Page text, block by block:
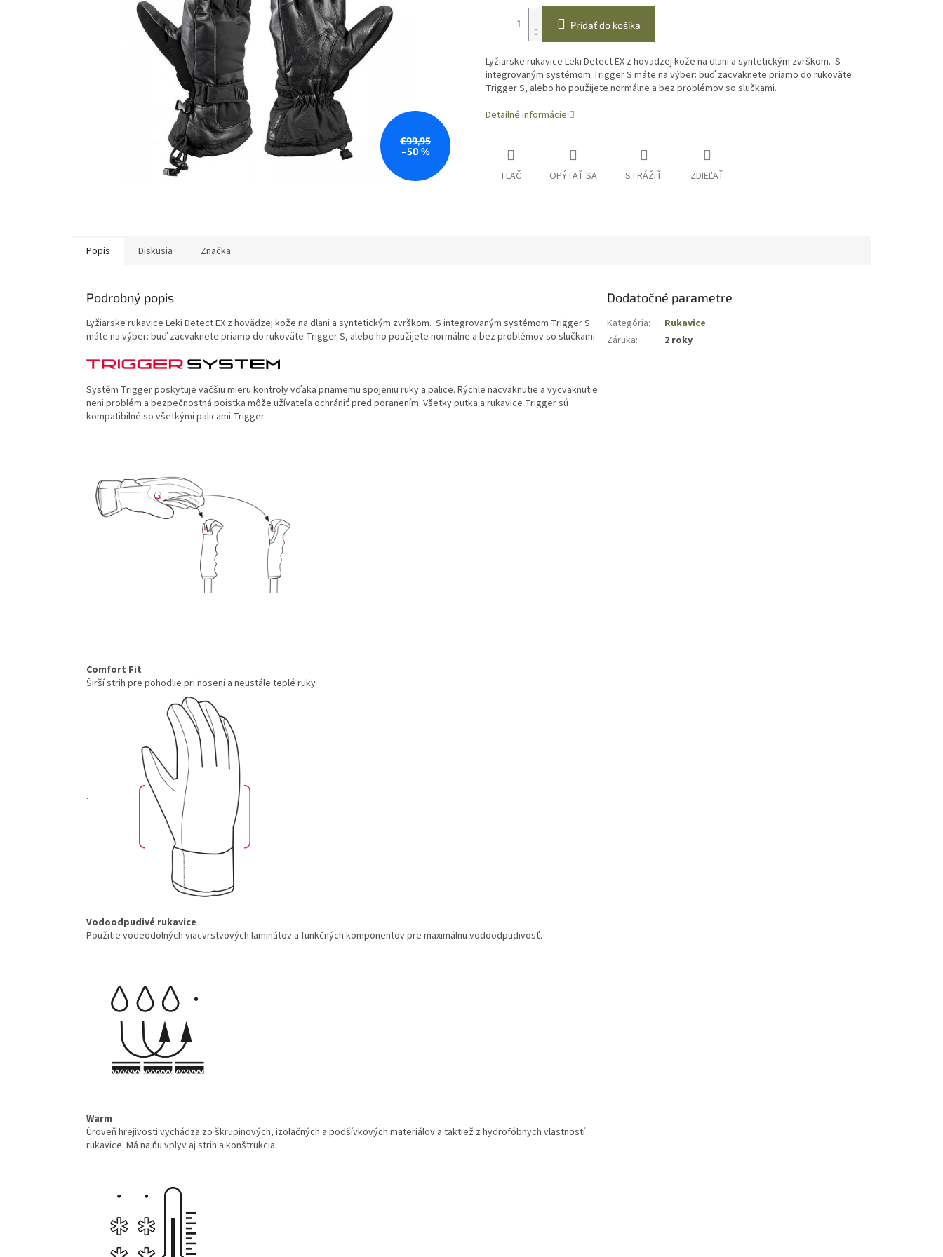
€99,95
–50 %
Pridať do košíka
Lyžiarske rukavice Leki Detect EX z hovädzej kože na dlani a syntetickým zvrškom. S
integrovaným systémom Trigger S máte na výber: buď zacvaknete priamo do rukoväte
Trigger S, alebo ho použijete normálne a bez problémov so slučkami.
Detailné informácie
TLAČ OPÝTAŤ SA STRÁŽIŤ ZDIEĽAŤ
Popis Diskusia Značka
Podrobný popis
Lyžiarske rukavice Leki Detect EX z hovädzej kože na dlani a syntetickým zvrškom. S integrovaným systémom Trigger S
máte na výber: buď zacvaknete priamo do rukoväte Trigger S, alebo ho použijete normálne a bez problémov so slučkami.
Systém Trigger poskytuje väčšiu mieru kontroly vďaka priamemu spojeniu ruky a palice. Rýchle nacvaknutie a vycvaknutie
neni problém a bezpečnostná poistka môže užívateľa ochrániť pred poranením. Všetky putka a rukavice Trigger sú
kompatibilné so všetkými palicami Trigger.
Comfort Fit
Širší strih pre pohodlie pri nosení a neustále teplé ruky
.
Vodoodpudivé rukavice
Použitie vodeodolných viacvrstvových laminátov a funkčných komponentov pre maximálnu vodoodpudivosť.
Warm
Úroveň hrejivosti vychádza zo škrupinových, izolačných a podšívkových materiálov a taktiež z hydrofóbnych vlastností
rukavice. Má na ňu vplyv aj strih a konštrukcia.
Dodatočné parametre
Kategória:
Rukavice
Záruka: 2 roky